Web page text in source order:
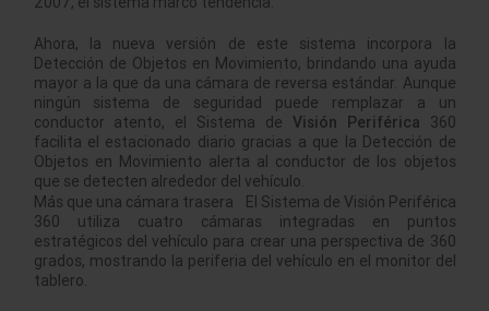
Ahora, la nueva versión de este sistema incorpora la
Detección de Objetos en Movimiento, brindando una ayuda
mayor a la que da una cámara de reversa estándar. Aunque
ningún sistema de seguridad puede remplazar a un
conductor atento, el Sistema de Visión Periférica 360
facilita el estacionado diario gracias a que la Detección de
Objetos en Movimiento alerta al conductor de los objetos
que se detecten alrededor del vehículo.
Más que una cámara trasera El Sistema de Visión Periférica
360 utiliza cuatro cámaras integradas en puntos
estratégicos del vehículo para crear una perspectiva de 360
grados, mostrando la periferia del vehículo en el monitor del
tablero.